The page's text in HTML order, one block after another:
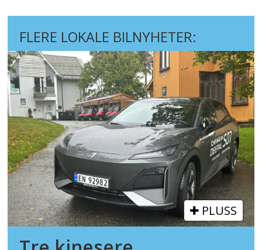
FLERE LOKALE BILNYHETER:
PLUSS